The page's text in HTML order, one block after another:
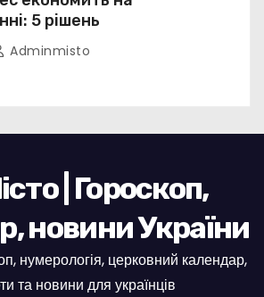
5 рішень
Adminmisto
| Гороскоп,
новини України
нумерологія, церковний календар,
та новини для українців